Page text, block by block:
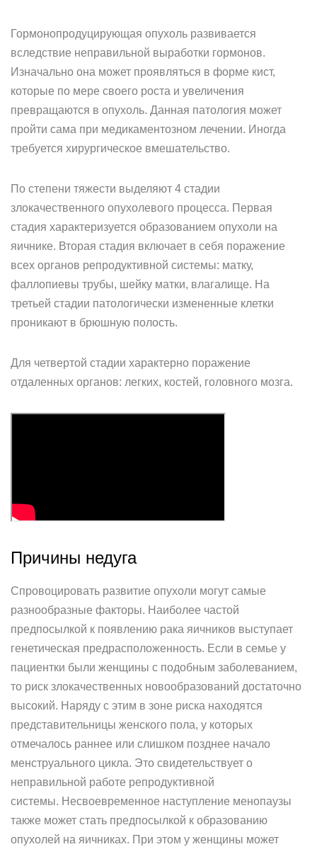
Гормонопродуцирующая опухоль развивается
вследствие неправильной выработки гормонов.
Изначально она может проявляться в форме кист,
которые по мере своего роста и увеличения
превращаются в опухоль. Данная патология может
пройти сама при медикаментозном лечении. Иногда
требуется хирургическое вмешательство.
По степени тяжести выделяют 4 стадии
злокачественного опухолевого процесса. Первая
стадия характеризуется образованием опухоли на
яичнике. Вторая стадия включает в себя поражение
всех органов репродуктивной системы: матку,
фаллопиевы трубы, шейку матки, влагалище. На
третьей стадии патологически измененные клетки
проникают в брюшную полость.
Для четвертой стадии характерно поражение
отдаленных органов: легких, костей, головного мозга.
Причины недуга
Спровоцировать развитие опухоли могут самые
разнообразные факторы. Наиболее частой
предпосылкой к появлению рака яичников выступает
генетическая предрасположенность. Если в семье у
пациентки были женщины с подобным заболеванием,
то риск злокачественных новообразований достаточно
высокий. Наряду с этим в зоне риска находятся
представительницы женского пола, у которых
отмечалось раннее или слишком позднее начало
менструального цикла. Это свидетельствует о
неправильной работе репродуктивной
системы. Несвоевременное наступление менопаузы
также может стать предпосылкой к образованию
опухолей на яичниках. При этом у женщины может